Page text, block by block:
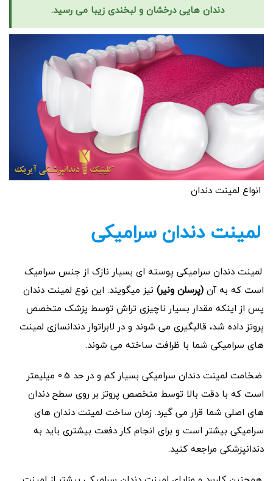
دندان هایی درخشان و لبخندی زیبا می رسید.
انواع لمینت دندان
لمینت دندان سرامیکی
لمینت دندان سرامیکی پوسته ای بسیار نازک از جنس سرامیک
است که به آن(پرسلن ونیر) نیز میگویند. این نوع لمینت دندان
پس از اینکه مقدار بسیار ناچیزی تراش توسط پزشک متخصص
پروتز داده شد، قالبگیری می شوند و در لابراتوار دندانسازی لمینت
های سرامیکی شما با ظرافت ساخته می شوند.
ضخامت لمینت دندان سرامیکی بسیار کم و در حد 0.5 میلیمتر
است که با دقت بالا توسط متخصص پروتز بر روی سطح دندان
های اصلی شما قرار می گیرد. زمان ساخت لمینت دندان های
سرامیکی بیشتر است و برای انجام کار دفعت بیشتری باید به
دندانپزشکی مراجعه کنید.